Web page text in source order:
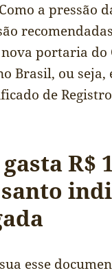
a pressão
portaria do
Brasil, ou
de
R$
esse